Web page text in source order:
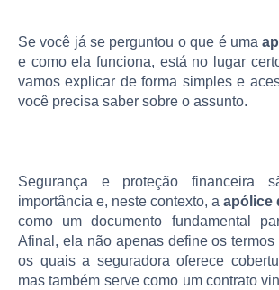
Se você já se perguntou o que é uma
e como ela funciona, está no lugar
vamos explicar de forma simples e
você precisa saber sobre o assunto.
Segurança e proteção financeira
importância e, neste contexto, a apólice
como um documento fundamental
Afinal, ela não apenas define os
os quais a seguradora oferece
mas também serve como um contrato